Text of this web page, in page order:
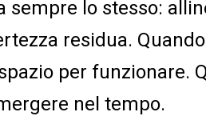
sempre lo stesso:
residua.
per funzionare.
nel tempo.